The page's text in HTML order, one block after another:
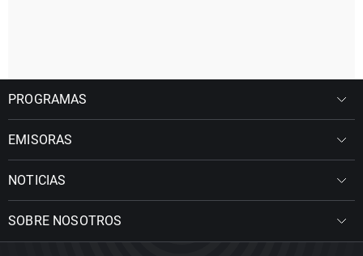
PROGRAMAS
EMISORAS
NOTICIAS
SOBRE NOSOTROS